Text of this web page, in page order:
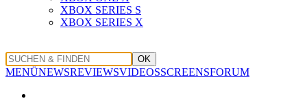
XBOX SERIES S
XBOX SERIES X
OK
MENÜNEWSREVIEWSVIDEOSSCREENSFORUM